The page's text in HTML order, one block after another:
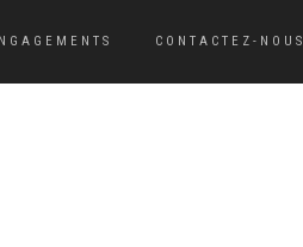
CONTACTEZ-NOUS